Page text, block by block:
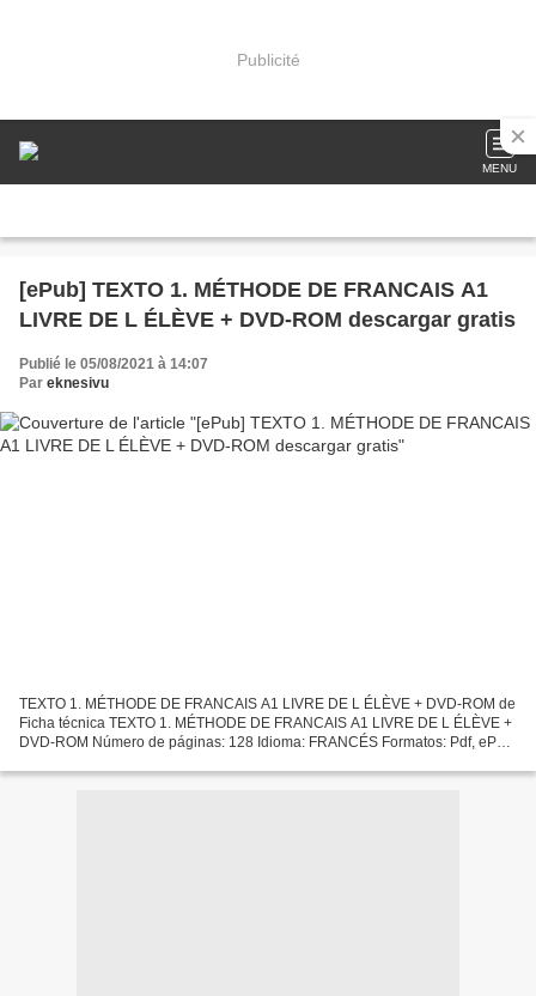
Publicité
MENU
[ePub] TEXTO 1. MÉTHODE DE FRANCAIS A1
LIVRE DE L ÉLÈVE + DVD-ROM descargar gratis
Publié le 05/08/2021 à 14:07
Par eknesivu
TEXTO 1. MÉTHODE DE FRANCAIS A1 LIVRE DE L ÉLÈVE + DVD-ROM de
Ficha técnica TEXTO 1. MÉTHODE DE FRANCAIS A1 LIVRE DE L ÉLÈVE +
DVD-ROM Número de páginas: 128 Idioma: FRANCÉS Formatos: Pdf, ePub,